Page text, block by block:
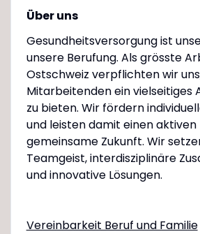
Über uns
Gesundheitsversorgung ist
unsere Berufung. Als grösste
Ostschweiz verpflichten wir
Mitarbeitenden ein vielseitiges
zu bieten. Wir fördern
und leisten damit einen
gemeinsame Zukunft. Wir
Teamgeist, interdisziplinäre
und innovative Lösungen.
Vereinbarkeit Beruf und Familie